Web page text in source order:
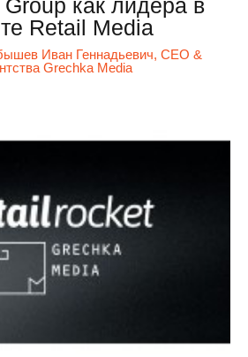
как лидера в
Retail Media
Иван Геннадьевич, CEO &
Grechka Media